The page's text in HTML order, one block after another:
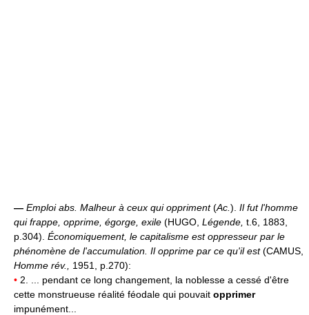
— Emploi abs. Malheur à ceux qui oppriment(Ac. ). Il fut l'homme
qui frappe, opprime, égorge, exile (HUGO, Légende, t.6, 1883,
p.304). Économiquement, le capitalisme est oppresseur par le
phénomène de l'accumulation. Il opprime par ce qu'il est(CAMUS,
Homme rév., 1951, p.270):
• 2. ... pendant ce long changement, la noblesse a cessé d'être
cette monstrueuse réalité féodale qui pouvait opprimer
impunément...